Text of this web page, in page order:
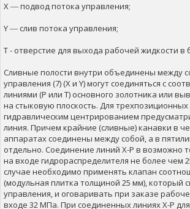
X ― подвод потока управления;
Y ― слив потока управления;
Т - отверстие для выхода рабочей жидкости в
Сливные полости внутри объединены между
управления (7) (X и Y) могут соединяться с
линиями (P или Т) основного золотника или
на стыковую плоскость. Для
гидравлическим центрированием
линия. Причем крайние (сливные) канавки в
аппаратах соединены между собой, а в
отдельно. Соединение линий Х-Р в возможно
на входе гидрораспределителя не более чем
случае необходимо применять клапан
(модульная плитка толщиной 25 мм), который
управления, и оговаривать при заказе
входе 32 МПа. При соединенных линиях Х-Р для